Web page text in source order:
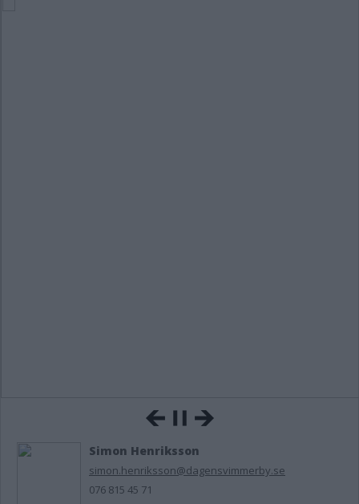
Simon Henriksson
simon.henriksson@dagensvimmerby.se
076 815 45 71